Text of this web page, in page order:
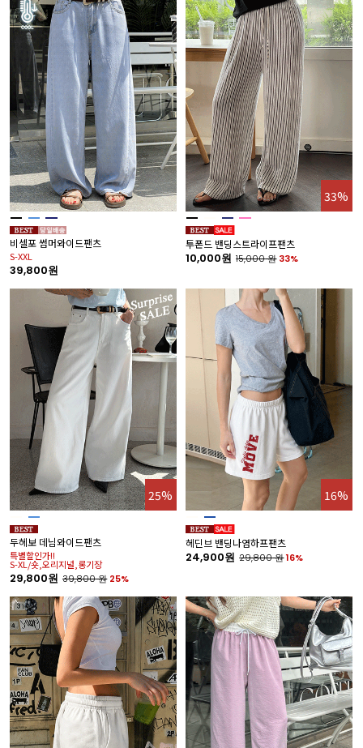
비셀포 썸머와이드팬츠
S-XXL
39,800원
33%
투폰드 밴딩스트라이프팬츠
10,000원 15,000원 33%
25%
두헤보 데님와이드팬츠
특별할인가!!
S-XL/숏,오리지널,롱기장
29,800원 39,800원 25%
16%
헤딘브 밴딩나염하프팬츠
24,900원 29,800원16%